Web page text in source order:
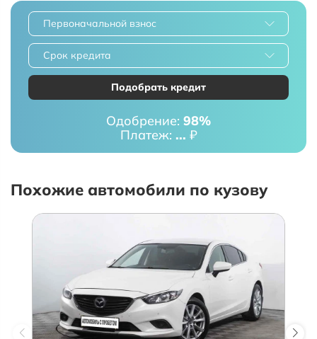
Первоначальной взнос
Срок кредита
Подобрать кредит
Одобрение: 98%
Платеж: ... ₽
Похожие автомобили по кузову